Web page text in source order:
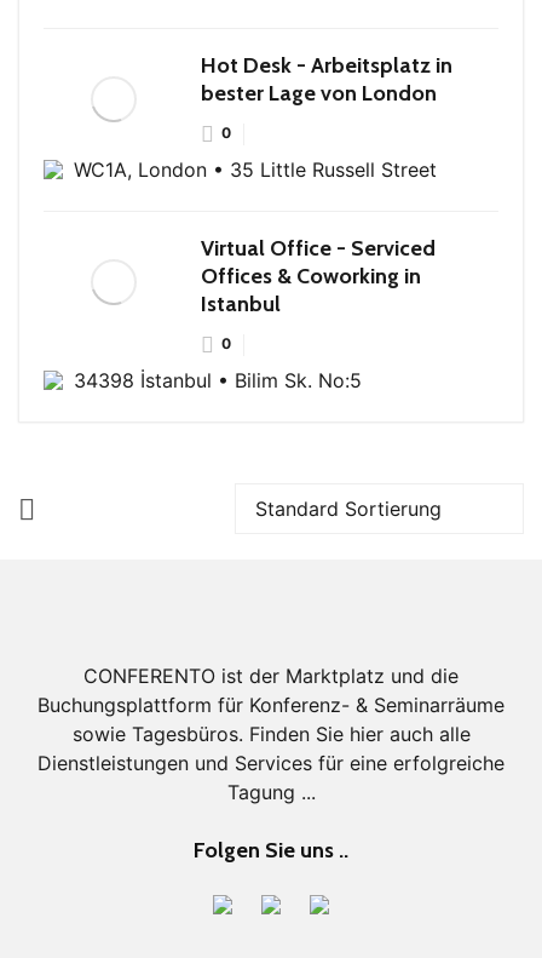
Hot Desk - Arbeitsplatz in
bester Lage von London
0
WC1A, London • 35 Little Russell Street
Virtual Office - Serviced
Offices & Coworking in
Istanbul
0
34398 İstanbul • Bilim Sk. No:5
CONFERENTO ist der Marktplatz und die
Buchungsplattform für Konferenz- & Seminarräume
sowie Tagesbüros. Finden Sie hier auch alle
Dienstleistungen und Services für eine erfolgreiche
Tagung ...
Folgen Sie uns ..